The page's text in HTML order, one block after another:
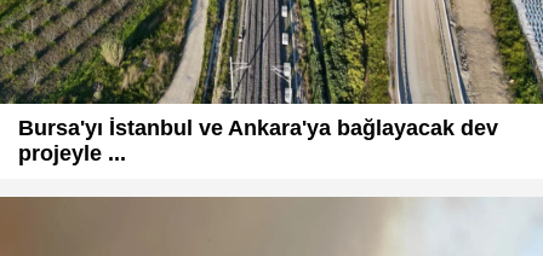
Bursa'yı İstanbul ve Ankara'ya bağlayacak dev
projeyle ...